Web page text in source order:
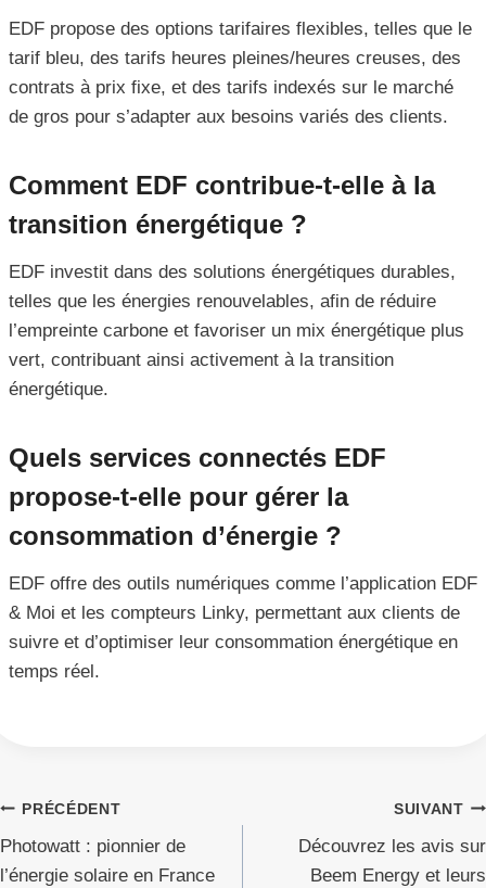
EDF propose des options tarifaires flexibles, telles que le
tarif bleu, des tarifs heures pleines/heures creuses, des
contrats à prix fixe, et des tarifs indexés sur le marché
de gros pour s’adapter aux besoins variés des clients.
Comment EDF contribue-t-elle à la
transition énergétique ?
EDF investit dans des solutions énergétiques durables,
telles que les énergies renouvelables, afin de réduire
l’empreinte carbone et favoriser un mix énergétique plus
vert, contribuant ainsi activement à la transition
énergétique.
Quels services connectés EDF
propose-t-elle pour gérer la
consommation d’énergie ?
EDF offre des outils numériques comme l’application EDF
& Moi et les compteurs Linky, permettant aux clients de
suivre et d’optimiser leur consommation énergétique en
temps réel.
Navigation
de
PRÉCÉDENT
Photowatt : pionnier de
l’énergie solaire en France
SUIVANT
Découvrez les avis sur
Beem Energy et leurs